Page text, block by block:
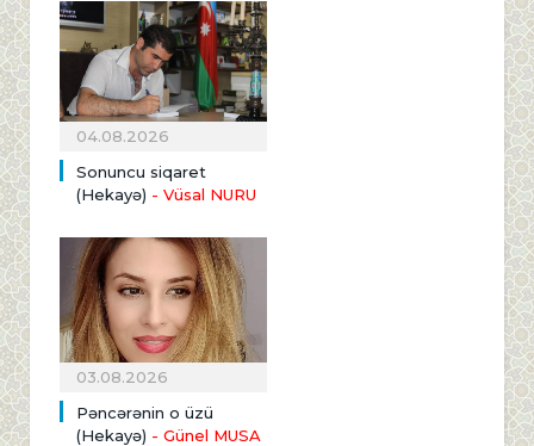
04.08.2026
Sonuncu siqaret
(Hekayə) - Vüsal NURU
03.08.2026
Pəncərənin o üzü
(Hekayə) - Günel MUSA